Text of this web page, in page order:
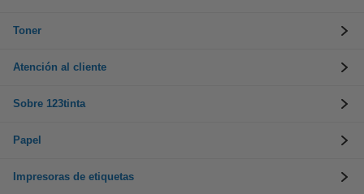
Toner
Atención al cliente
Sobre 123tinta
Papel
Impresoras de etiquetas